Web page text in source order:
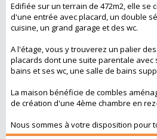
Edifiée sur un terrain de 472m2, elle se
d'une entrée avec placard, un double
cuisine, un grand garage et des wc.
A l'étage, vous y trouverez un palier
placards dont une suite parentale avec
bains et ses wc, une salle de bains
La maison bénéficie de combles
de création d'une 4ème chambre en
Nous sommes à votre disposition pour